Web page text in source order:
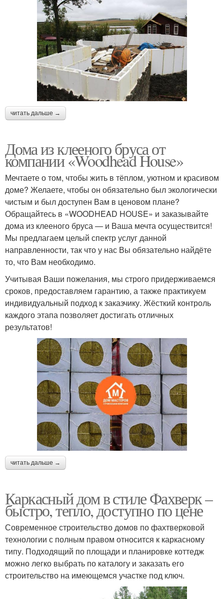
читать дальше →
Дома из клееного бруса от
компании «Woodhead House»
Мечтаете о том, чтобы жить в тёплом, уютном и красивом
доме? Желаете, чтобы он обязательно был экологически
чистым и был доступен Вам в ценовом плане?
Обращайтесь в «WOODHEAD HOUSE» и заказывайте
дома из клееного бруса — и Ваша мечта осуществится!
Мы предлагаем целый спектр услуг данной
направленности, так что у нас Вы обязательно найдёте
то, что Вам необходимо.
Учитывая Ваши пожелания, мы строго придерживаемся
сроков, предоставляем гарантию, а также практикуем
индивидуальный подход к заказчику. Жёсткий контроль
каждого этапа позволяет достигать отличных
результатов!
читать дальше →
Каркасный дом в стиле Фахверк –
быстро, тепло, доступно по цене
Современное строительство домов по фахтверковой
технологии с полным правом относится к каркасному
типу. Подходящий по площади и планировке коттедж
можно легко выбрать по каталогу и заказать его
строительство на имеющемся участке под ключ.